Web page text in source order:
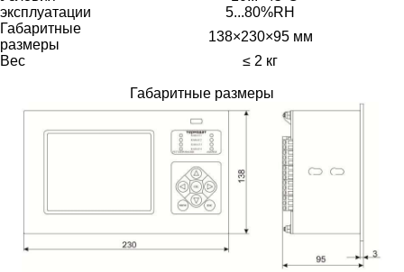
эксплуатации
5...80%RH
Габаритные
размеры
138×230×95 мм
Вес
≤ 2 кг
Габаритные размеры